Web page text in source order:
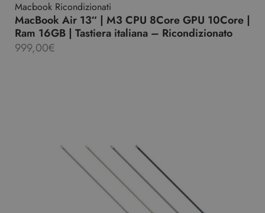
Macbook Ricondizionati
MacBook Air 13″ | M3 CPU 8Core GPU 10Core |
Ram 16GB | Tastiera italiana – Ricondizionato
999,00€